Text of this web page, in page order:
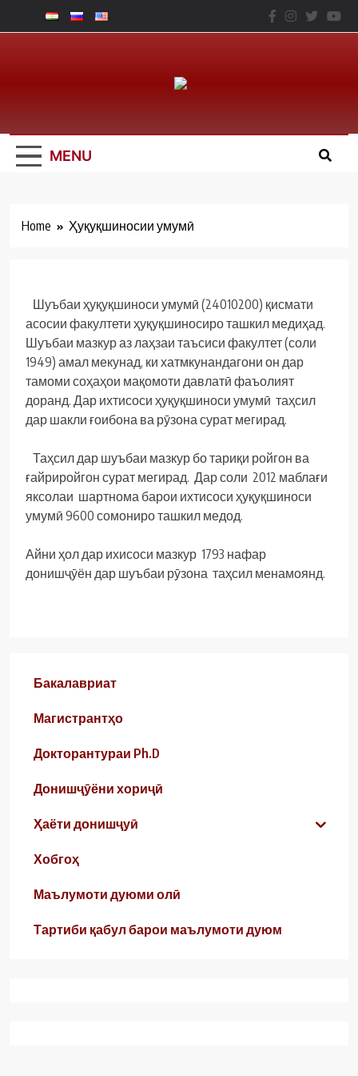
to
Юридический
Факальтет – ТНУ
MENU
Home Ҳуқуқшиносии умумӣ
Шуъбаи ҳуқуқшиноси умумӣ (24010200) қисмати
асосии факултети ҳуқуқшиносиро ташкил медиҳад.
Шуъбаи мазкур аз лаҳзаи таъсиси факултет (соли
1949) амал мекунад, ки хатмкунандагони он дар
тамоми соҳаҳои мақомоти давлатӣ фаъолият
доранд. Дар ихтисоси ҳуқуқшиноси умумӣ таҳсил
дар шакли ғоибона ва рӯзона сурат мегирад.
Таҳсил дар шуъбаи мазкур бо тариқи ройгон ва
ғайриройгон сурат мегирад. Дар соли 2012 маблағи
яксолаи шартнома барои ихтисоси ҳуқуқшиноси
умумӣ 9600 сомониро ташкил медод.
Айни ҳол дар ихисоси мазкур 1793 нафар
донишҷӯён дар шуъбаи рӯзона таҳсил менамоянд.
Бакалавриат
Магистрантҳо
Докторантураи Ph.D
Донишҷӯёни хориҷӣ
Ҳаёти донишҷуӣ
Хобгоҳ
Маълумоти дуюми олӣ
Тартиби қабул барои маълумоти дуюм